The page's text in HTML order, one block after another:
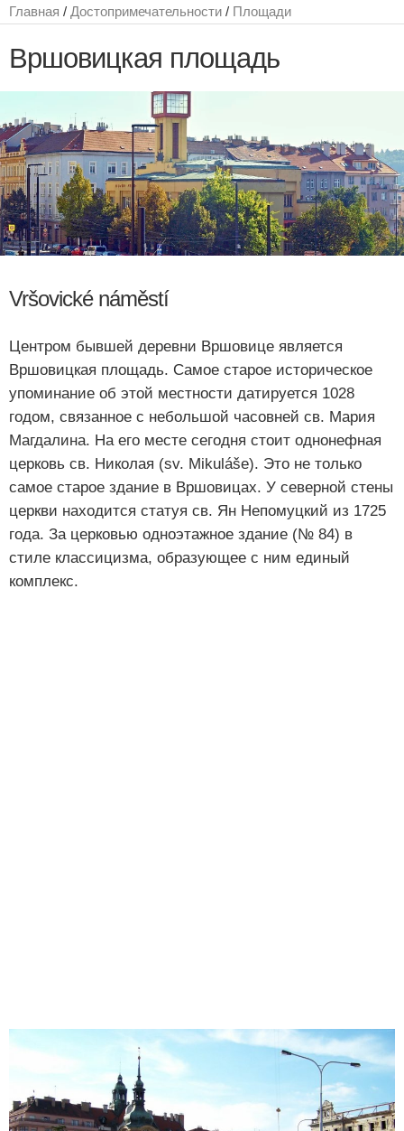
Главная / Достопримечательности / Площади
Вршовицкая площадь
Vršovické náměstí
Центром бывшей деревни Вршовице является
Вршовицкая площадь. Самое старое историческое
упоминание об этой местности датируется 1028
годом, связанное с небольшой часовней св. Мария
Магдалина. На его месте сегодня стоит однонефная
церковь св. Николая (sv. Mikuláše). Это не только
самое старое здание в Вршовицах. У северной стены
церкви находится статуя св. Ян Непомуцкий из 1725
года. За церковью одноэтажное здание (№ 84) в
стиле классицизма, образующее с ним единый
комплекс.